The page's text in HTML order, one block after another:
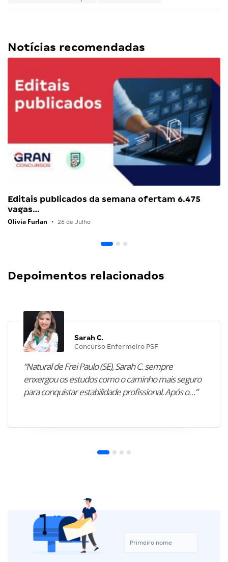
Notícias recomendadas
Editais publicados da semana ofertam 6.475
vagas…
Olivia Furlan • 26 de Julho
Depoimentos relacionados
Sarah C.
Concurso Enfermeiro PSF
“Natural de Frei Paulo (SE), Sarah C. sempre
enxergou os estudos como o caminho mais seguro
para conquistar estabilidade profissional. Após o…”